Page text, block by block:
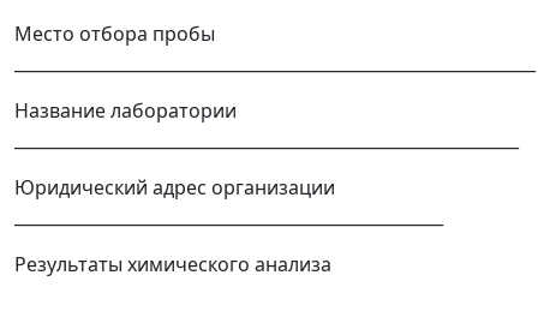
Место отбора пробы
Название лаборатории
Юридический адрес организации
Результаты химического анализа